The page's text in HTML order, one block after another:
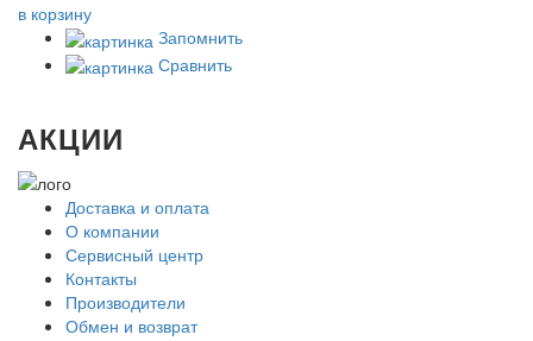
в корзину
Запомнить
Сравнить
АКЦИИ
Доставка и оплата
О компании
Сервисный центр
Контакты
Производители
Обмен и возврат